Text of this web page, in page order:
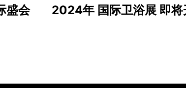
盛会
2024年 国际卫浴展 即将